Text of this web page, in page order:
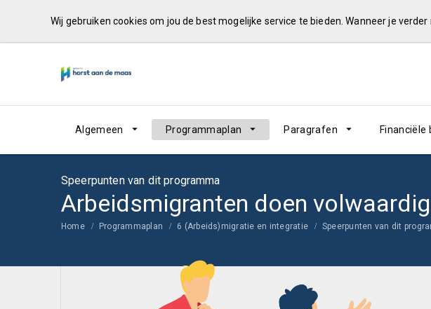
Wij gebruiken cookies om jou de best mogelijke service te bieden. Wanneer je
Algemeen Programmaplan Paragrafen Financiële
Speerpunten van dit programma
Arbeidsmigranten doen
Home Programmaplan 6 (Arbeids)migratie en integratie Speerpunten van dit